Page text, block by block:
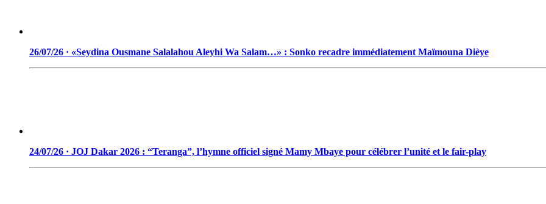
26/07/26 · «Seydina Ousmane Salalahou Aleyhi Wa Salam…» : Sonko recadre immédiatement Maïmouna Dièye
24/07/26 · JOJ Dakar 2026 : “Teranga”, l’hymne officiel signé Mamy Mbaye pour célébrer l’unité et le fair-play